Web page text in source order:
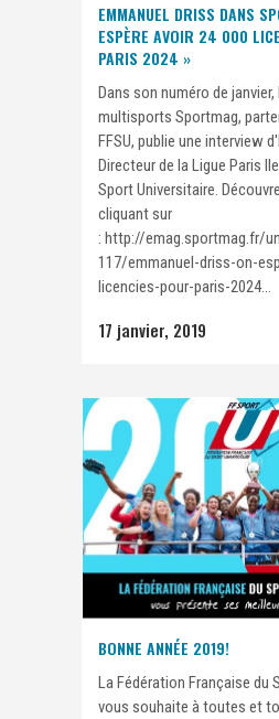
EMMANUEL DRISS DANS
ESPÈRE AVOIR 24 000
PARIS 2024 »
Dans son numéro de
multisports Sportmag,
FFSU, publie une interview
Directeur de la Ligue Paris
Sport Universitaire.
cliquant sur
: http://emag.sportmag.fr/
117/emmanuel-driss-on-
licencies-pour-paris-2024...
17 janvier, 2019
BONNE ANNÉE 2019!
La Fédération Française du
vous souhaite à toutes et